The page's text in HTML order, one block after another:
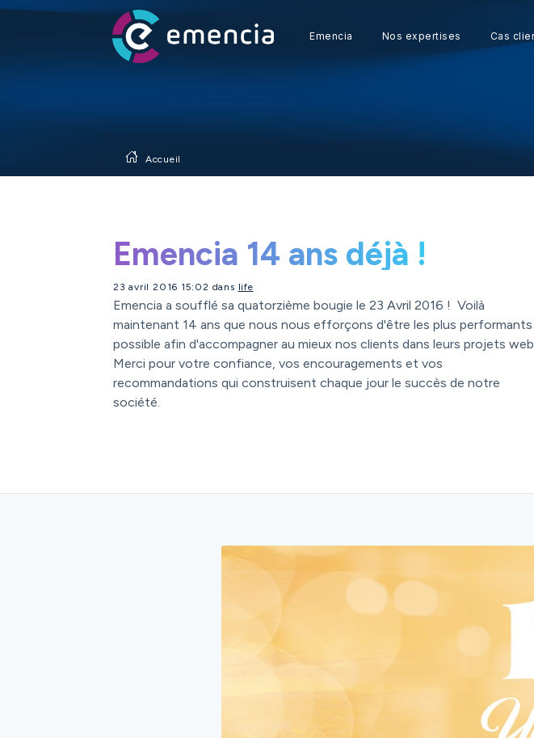
Emencia Nos expertises Cas
Accueil
Emencia 14 ans déjà !
23 avril 2016 15:02 dans life
Emencia a soufflé sa quatorzième bougie le 23 Avril 2016 ! Voilà
maintenant 14 ans que nous nous efforçons d'être les plus performants
possible afin d'accompagner au mieux nos clients dans leurs projets
Merci pour votre confiance, vos encouragements et vos
recommandations qui construisent chaque jour le succès de notre
société.